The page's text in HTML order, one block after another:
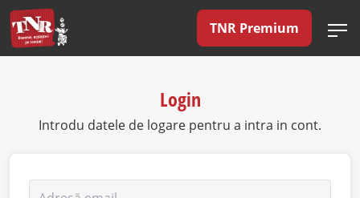
TNR Premium
Login
Introdu datele de logare pentru a intra in cont.